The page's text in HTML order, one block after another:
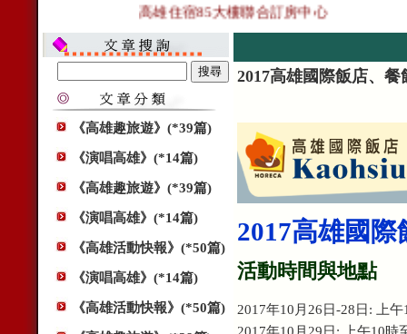
高雄住宿85大樓聯合訂房中心
《高雄趣旅遊》(*39篇)
《演唱高雄》(*14篇)
《高雄趣旅遊》(*39篇)
《演唱高雄》(*14篇)
《高雄活動快報》(*50篇)
《演唱高雄》(*14篇)
《高雄活動快報》(*50篇)
2017高雄國際飯店、
2017高雄國
活動時間與地點
2017年10月26日-28日: 上